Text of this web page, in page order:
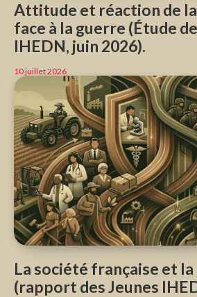
Attitude et réaction de
face à la guerre (Étude
IHEDN, juin 2026).
10 juillet 2026
La société française et
(rapport des Jeunes